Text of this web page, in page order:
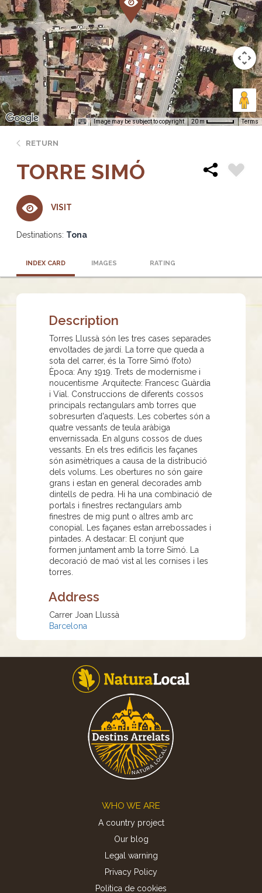
Image may be subject to copyright 20 m Terms
RETURN
TORRE SIMÓ
VISIT
Destinations: Tona
INDEX CARD IMAGES RATING
Description
Torres Llussà són les tres cases separades
envoltades de jardí. La torre que queda a
sota del carrer, és la Torre Simó (foto)
Època: Any 1919. Trets de modernisme i
noucentisme .Arquitecte: Francesc Guàrdia
i Vial. Construccions de diferents cossos
principals rectangulars amb torres que
sobresurten d'aquests. Les cobertes són a
quatre vessants de teula aràbiga
envernissada. En alguns cossos de dues
vessants. En els tres edificis les façanes
són asimètriques a causa de la distribució
dels volums. Les obertures no són gaire
grans i estan en general decorades amb
dintells de pedra. Hi ha una combinació de
portals i finestres rectangulars amb
finestres de mig punt o altres amb arc
conopial. Les façanes estan arrebossades i
pintades. A destacar: El conjunt que
formen juntament amb la torre Simó. La
decoració de maó vist al les cornises i les
torres.
Address
Carrer Joan Llussà
Barcelona
WHO WE ARE
A country project
Our blog
Legal warning
Privacy Policy
Politica de cookies